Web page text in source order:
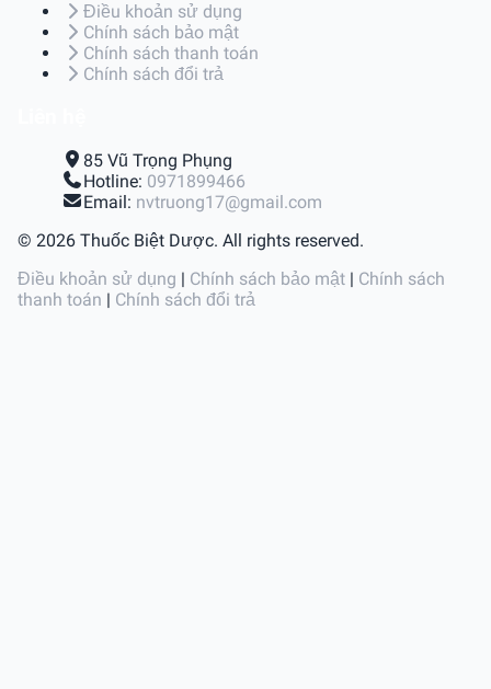
Điều khoản sử dụng
Chính sách bảo mật
Chính sách thanh toán
Chính sách đổi trả
85 Vũ Trọng Phụng
Hotline: 0971899466
Email: nvtruong17@gmail.com
© 2026 Thuốc Biệt Dược. All rights reserved.
Điều khoản sử dụng | Chính sách bảo mật | Chính sách
thanh toán | Chính sách đổi trả